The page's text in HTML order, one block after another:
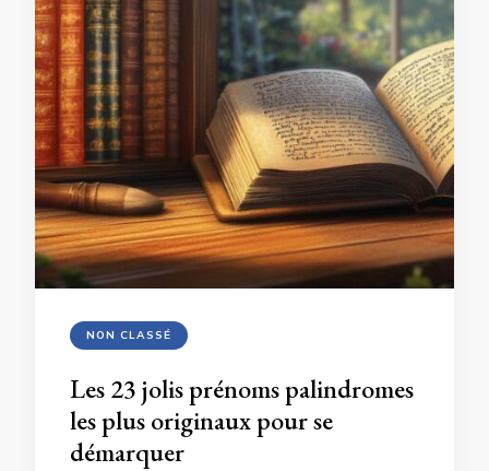
NON CLASSÉ
Les 23 jolis prénoms palindromes
les plus originaux pour se
démarquer